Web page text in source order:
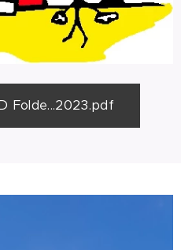
Folde...2023.pdf